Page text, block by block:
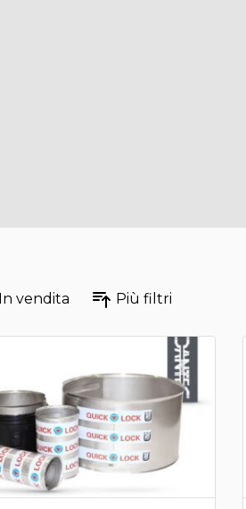
In vendita Più filtri